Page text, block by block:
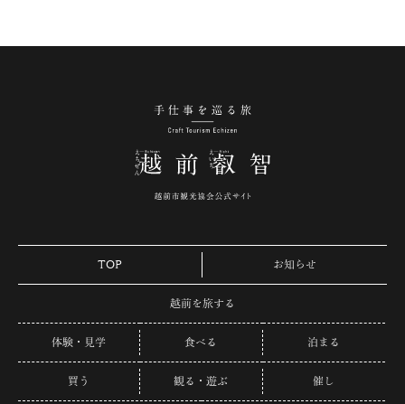
TOP お知らせ
越前を旅する
体験・見学 食べる 泊まる
買う 観る・遊ぶ 催し